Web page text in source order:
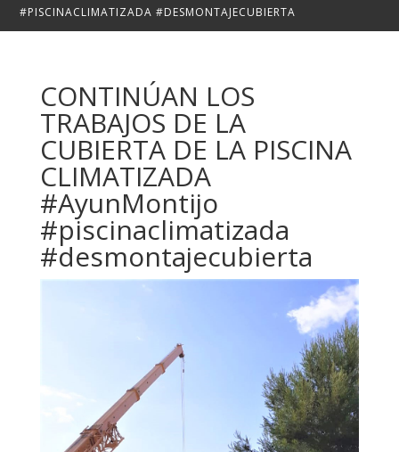
#PISCINACLIMATIZADA #DESMONTAJECUBIERTA
CONTINÚAN LOS
TRABAJOS DE LA
CUBIERTA DE LA PISCINA
CLIMATIZADA
#AyunMontijo
#piscinaclimatizada
#desmontajecubierta